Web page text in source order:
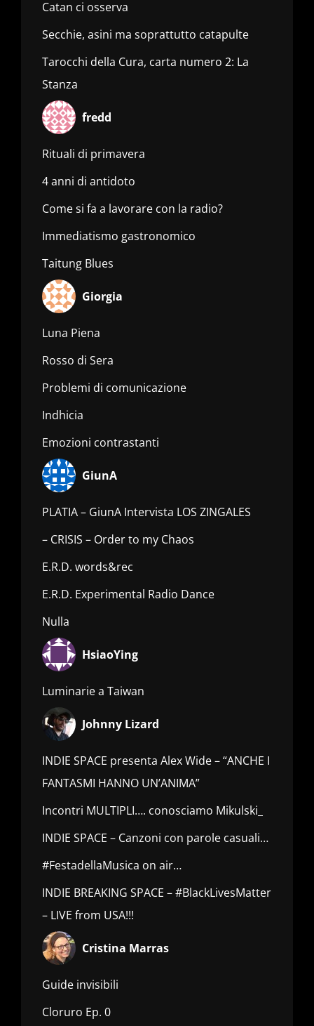
Catan ci osserva
Secchie, asini ma soprattutto catapulte
Tarocchi della Cura, carta numero 2: La
Stanza
fredd
Rituali di primavera
4 anni di antidoto
Come si fa a lavorare con la radio?
Immediatismo gastronomico
Taitung Blues
Giorgia
Luna Piena
Rosso di Sera
Problemi di comunicazione
Indhicia
Emozioni contrastanti
GiunA
PLATIA – GiunA Intervista LOS ZINGALES
– CRISIS – Order to my Chaos
E.R.D. words&rec
E.R.D. Experimental Radio Dance
Nulla
HsiaoYing
Luminarie a Taiwan
Johnny Lizard
INDIE SPACE presenta Alex Wide – “ANCHE I
FANTASMI HANNO UN’ANIMA”
Incontri MULTIPLI…. conosciamo Mikulski_
INDIE SPACE – Canzoni con parole casuali…
#FestadellaMusica on air…
INDIE BREAKING SPACE – #BlackLivesMatter
– LIVE from USA!!!
Cristina Marras
Guide invisibili
Cloruro Ep. 0